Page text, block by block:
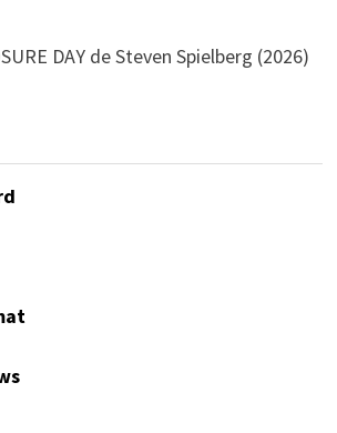
DAY de Steven Spielberg (2026)